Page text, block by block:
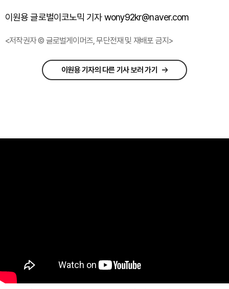
이원용 글로벌이코노믹 기자 wony92kr@naver.com
<저작권자 © 글로벌게이머즈, 무단전재 및 재배포 금지>
이원용 기자의 다른 기사 보러 가기